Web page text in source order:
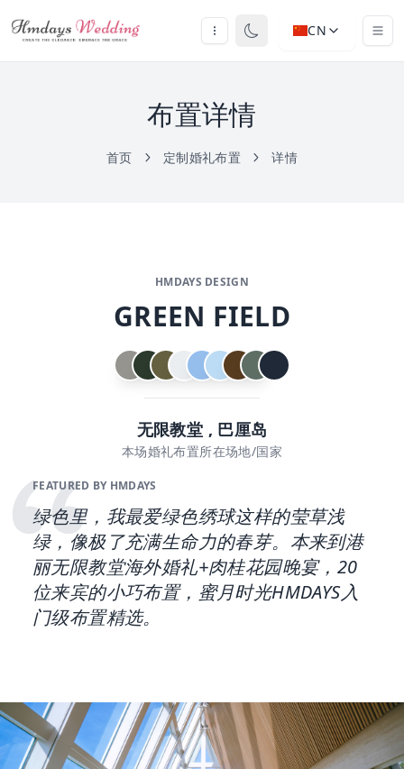
CN
布置详情
首页 定制婚礼布置 详情
HMDAYS DESIGN
GREEN FIELD
无限教堂 , 巴厘岛
本场婚礼布置所在场地/国家
FEATURED BY HMDAYS
绿色里，我最爱绿色绣球这样的莹草浅
绿，像极了充满生命力的春芽。本来到港
丽无限教堂海外婚礼+肉桂花园晚宴，20
位来宾的小巧布置，蜜月时光HMDAYS入
门级布置精选。